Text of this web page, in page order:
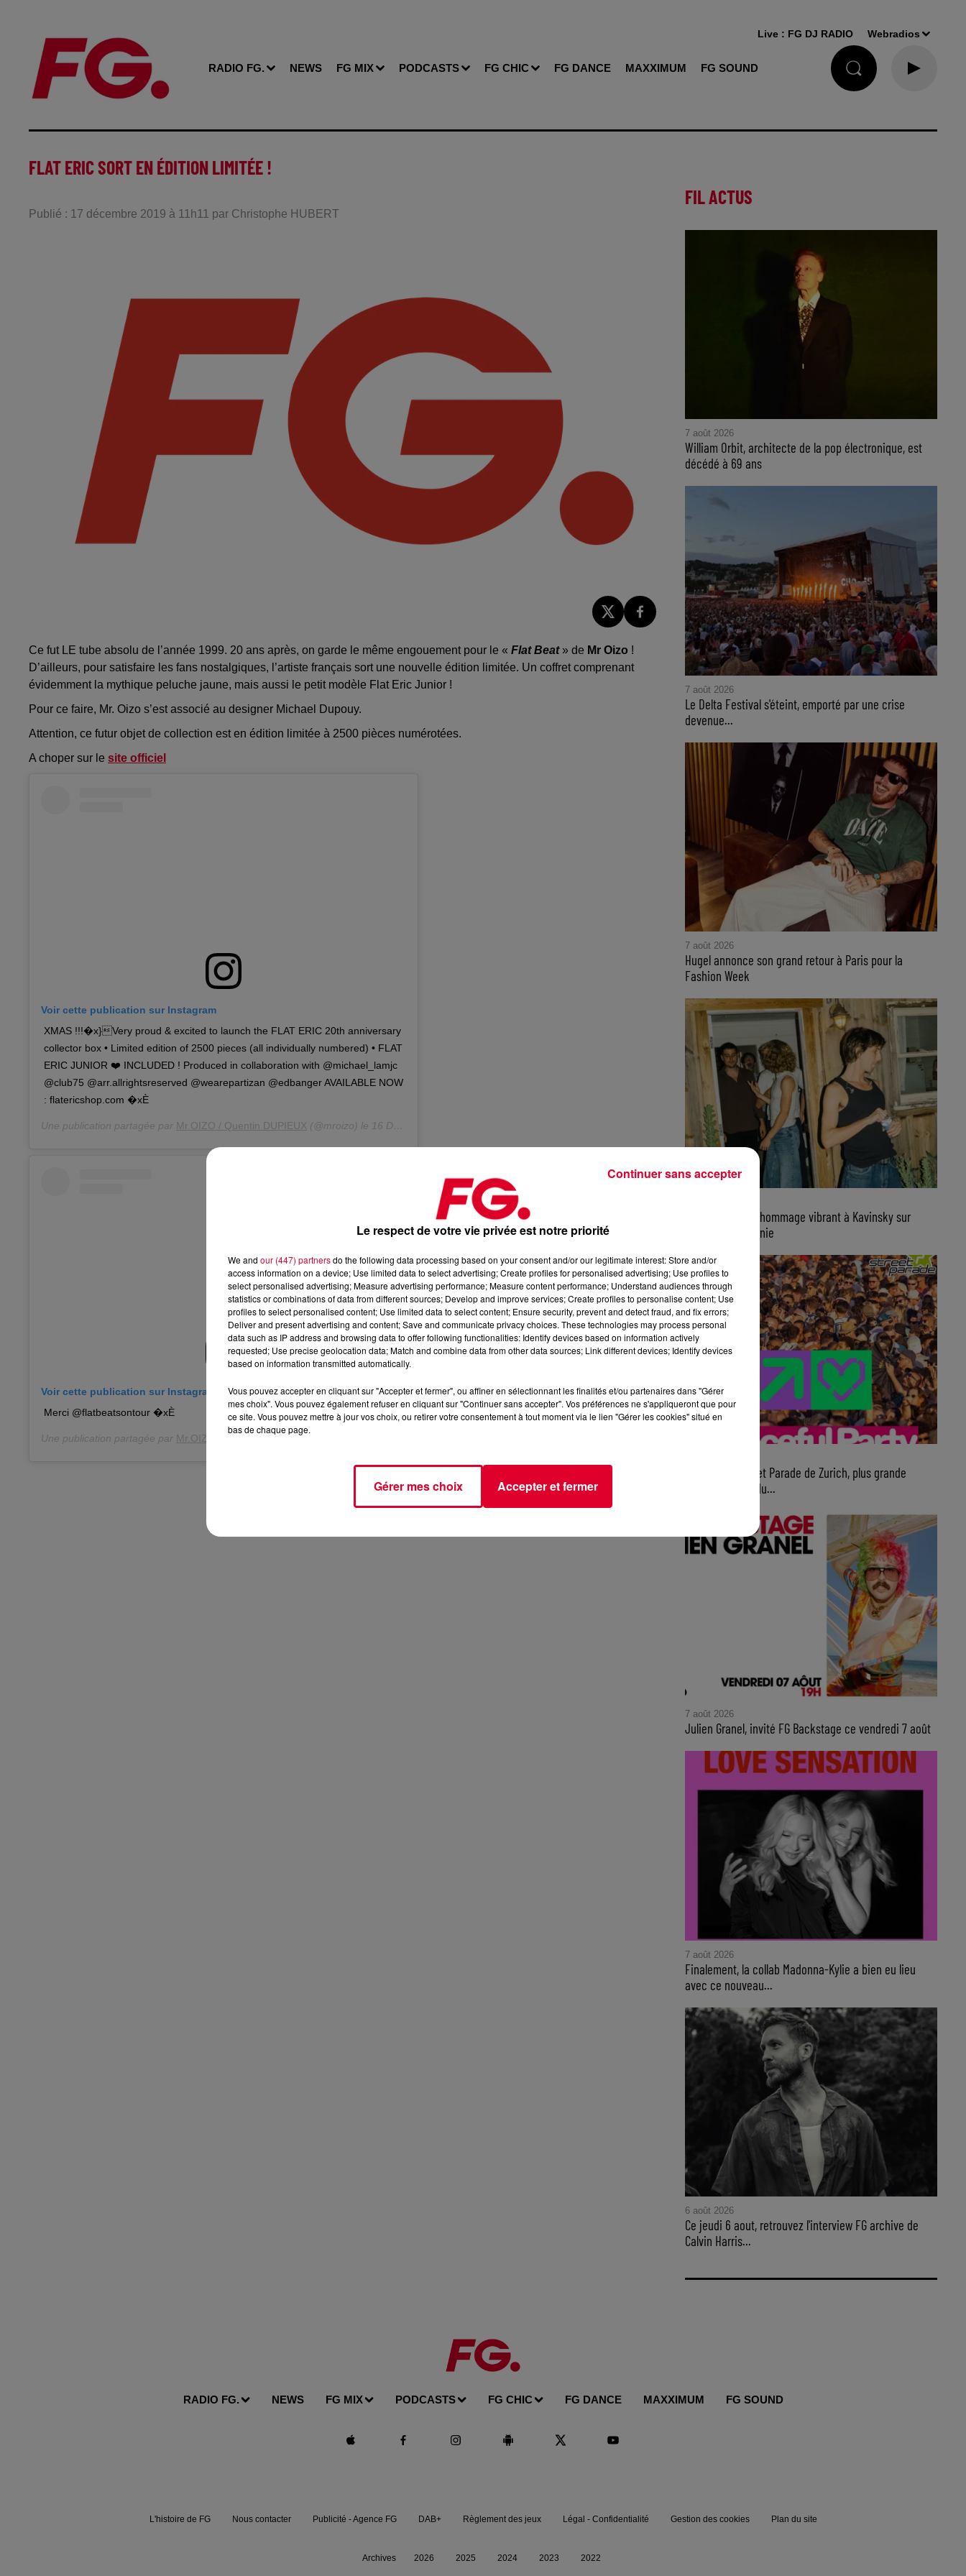
RADIO FG. NEWS FG MIX PODCASTS FG CHIC FG DANCE MAXXIMUM FG SOUND
Live : FG DJ RADIO Webradios
FLAT ERIC SORT EN ÉDITION LIMITÉE !
Publié : 17 décembre 2019 à 11h11 par Christophe HUBERT
Ce fut LE tube absolu de l’année 1999. 20 ans après, on garde le même engouement pour le « Flat Beat» de Mr Oizo !
D’ailleurs, pour satisfaire les fans nostalgiques, l’artiste français sort une nouvelle édition limitée. Un coffret comprenant
évidemment la mythique peluche jaune, mais aussi le petit modèle Flat Eric Junior !
Pour ce faire, Mr. Oizo s’est associé au designer Michael Dupouy.
Attention, ce futur objet de collection est en édition limitée à 2500 pièces numérotées.
A choper sur le site officiel
Voir cette publication sur Instagram
XMAS !!!�x}Very proud & excited to launch the FLAT ERIC 20th anniversary
collector box • Limited edition of 2500 pieces (all individually numbered) • FLAT
ERIC JUNIOR ❤️ INCLUDED ! Produced in collaboration with @michael_lamjc
@club75 @arr.allrightsreserved @wearepartizan @edbanger AVAILABLE NOW
: flatericshop.com �xÈ
Une publication partagée par Mr.OIZO / Quentin DUPIEUX (@mroizo) le 16 Déc. 2019 à 3 :50 PST
Voir cette publication sur Instagram
Merci @flatbeatsontour �xÈ
Une publication partagée par Mr.OIZO / Quentin DUPIEUX
FIL ACTUS
7 août 2026
William Orbit, architecte de la pop électronique, est
décédé à 69 ans
7 août 2026
Le Delta Festival s'éteint, emporté par une crise
devenue...
7 août 2026
Hugel annonce son grand retour à Paris pour la
Fashion Week
Parcels rend un hommage vibrant à Kavinsky sur
scène en Californie
Ce samedi, Street Parade de Zurich, plus grande
parade électro du...
7 août 2026
Julien Granel, invité FG Backstage ce vendredi 7 août
7 août 2026
Finalement, la collab Madonna-Kylie a bien eu lieu
avec ce nouveau...
6 août 2026
Ce jeudi 6 aout, retrouvez l'interview FG archive de
Calvin Harris...
RADIO FG. NEWS FG MIX PODCASTS FG CHIC FG DANCE MAXXIMUM FG SOUND
L'histoire de FG Nous contacter Publicité - Agence FG DAB+ Règlement des jeux Légal - Confidentialité Gestion des cookies Plan du site
Archives 2026 2025 2024 2023 2022
Le respect de votre vie privée est notre priorité
We and our (447) partnersdo the following data processing based on your consent and/or our legitimate interest: Store and/or
access information on a device; Use limited data to select advertising; Create profiles for personalised advertising; Use profiles to
select personalised advertising; Measure advertising performance; Measure content performance; Understand audiences through
statistics or combinations of data from different sources; Develop and improve services; Create profiles to personalise content; Use
profiles to select personalised content; Use limited data to select content; Ensure security, prevent and detect fraud, and fix errors;
Deliver and present advertising and content; Save and communicate privacy choices. These technologies may process personal
data such as IP address and browsing data to offer following functionalities: Identify devices based on information actively
requested; Use precise geolocation data; Match and combine data from other data sources; Link different devices; Identify devices
based on information transmitted automatically.
Vous pouvez accepter en cliquant sur "Accepter et fermer", ou affiner en sélectionnant les finalités et/ou partenaires dans "Gérer
mes choix". Vous pouvez également refuser en cliquant sur "Continuer sans accepter". Vos préférences ne s'appliqueront que pour
ce site. Vous pouvez mettre à jour vos choix, ou retirer votre consentement à tout moment via le lien "Gérer les cookies" situé en
bas de chaque page.
Gérer mes choix Accepter et fermer
Continuer sans accepter